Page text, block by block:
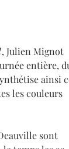
, Julien Mignot
entière,
ainsi
les couleurs
sont